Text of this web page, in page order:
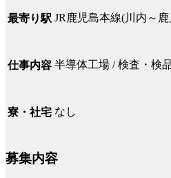
最寄り駅 JR鹿児島本線(川内～
仕事内容 半導体工場 / 検査・検
寮・社宅 なし
募集内容